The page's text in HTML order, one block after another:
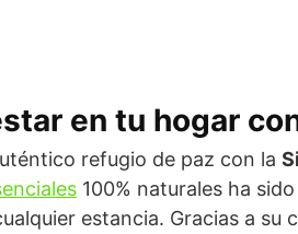
en tu hogar
refugio de paz con la
100% naturales ha
estancia. Gracias a